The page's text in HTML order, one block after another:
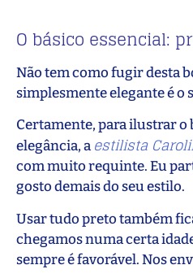
O básico essencial:
Não tem como fugir desta
simplesmente elegante é o
Certamente, para ilustrar o
elegância, a estilista
com muito requinte. Eu
gosto demais do seu estilo.
Usar tudo preto também
chegamos numa certa
sempre é favorável. Nos